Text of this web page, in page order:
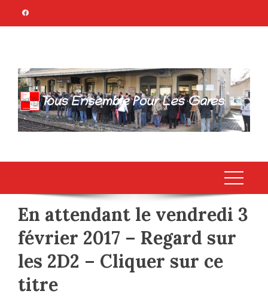
TOUS ENSEMBLE
POUR LES GARES
Association Citoyenne
En attendant le vendredi 3
février 2017 – Regard sur
les 2D2 – Cliquer sur ce
titre